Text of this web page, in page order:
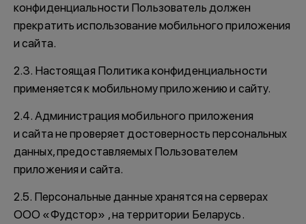
конфиденциальности Пользователь должен
прекратить использование мобильного приложения
и сайта.
2.3. Настоящая Политика конфиденциальности
применяется к мобильному приложению и сайту.
2.4. Администрация мобильного приложения
и сайта не проверяет достоверность персональных
данных, предоставляемых Пользователем
приложения и сайта.
2.5. Персональные данные хранятся на серверах
ООО «Фудстор» , на территории Беларусь.